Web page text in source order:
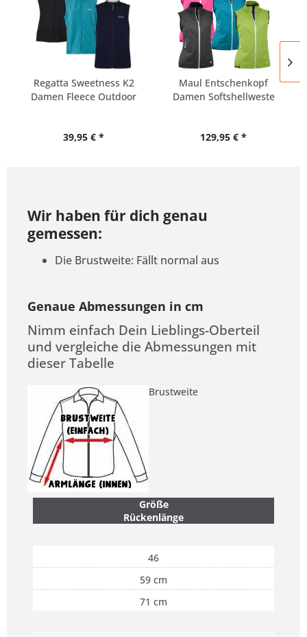
Regatta Sweetness K2
Damen Fleece Outdoor
39,95 € *
Maul Entschenkopf
Damen Softshellweste
129,95 € *
Wir haben für dich genau
gemessen:
Die Brustweite: Fällt normal aus
Genaue Abmessungen in cm
Nimm einfach Dein Lieblings-Oberteil
und vergleiche die Abmessungen mit
dieser Tabelle
Brustweite
Größe
Rückenlänge
46
59 cm
71 cm